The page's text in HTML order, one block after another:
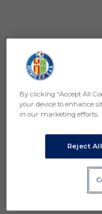
Noticias
By clicking “Accept All
your device to enhance
in our marketing efforts.
Reject All